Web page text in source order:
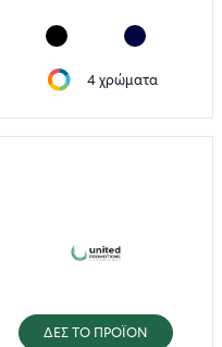
4 χρώματα
ΔΕΣ ΤΟ ΠΡΟΪΟΝ